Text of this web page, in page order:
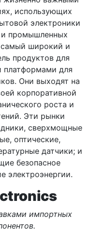
использующих
электроники
и промышленных
самый широкий и
продуктов для
для
Они выходят на
корпоративной
роста и
Эти рынки
сверхмощные
оптические,
датчики; и
безопасное
электроэнергии.
импортных